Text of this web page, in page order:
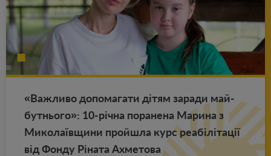
«Важ­ли­во до­по­ма­га­ти дітям за­ра­ди май­
бут­ньо­го»: 10-річна по­ра­не­на Ма­ри­на з
Ми­ко­лаївщини прой­ш­ла курс реабілітації
від Фонду Ріната Ах­ме­то­ва